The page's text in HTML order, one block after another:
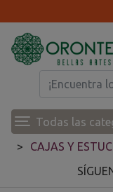
Todas las
CAJAS Y